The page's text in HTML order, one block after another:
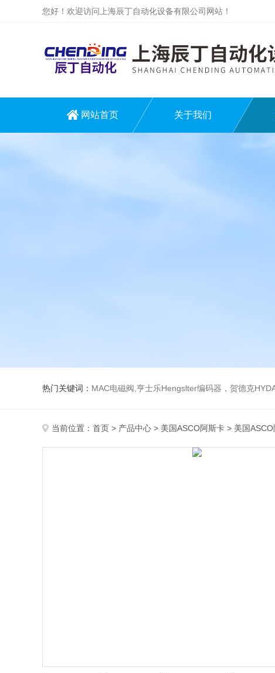
您好！欢迎访问上海辰丁自动化设备有限公司网站！
网站首页 关于我们
热门关键词： MAC电磁阀,亨士乐Hengslter编码器，贺德克HYDAC传感器，阿斯卡ASCO电磁阀，阿托
当前位置： 首页 > 产品中心 > 美国ASCO阿斯卡 > 美国